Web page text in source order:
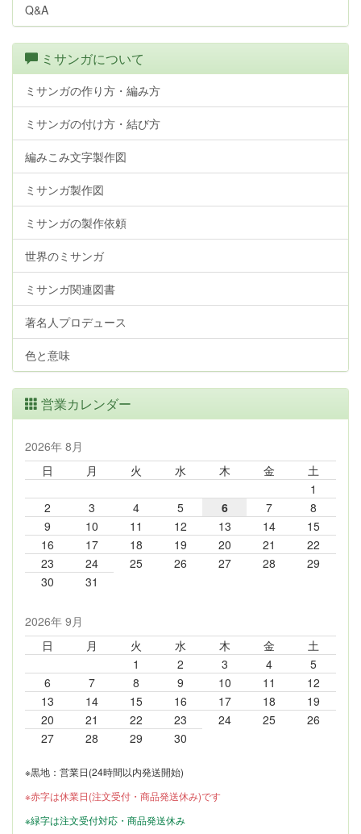
Q&A
ミサンガについて
ミサンガの作り方・編み方
ミサンガの付け方・結び方
編みこみ文字製作図
ミサンガ製作図
ミサンガの製作依頼
世界のミサンガ
ミサンガ関連図書
著名人プロデュース
色と意味
営業カレンダー
2026年 8月
日
月 火 水 木 金
土
1
2
3 4 5 6 7
8
9
10 11 12 13 14
15
16
17 18 19 20 21
22
23
24 25 26 27 28
29
30
31
2026年 9月
日
月 火 水 木 金
土
1
2 3 4
5
6
7 8 9 10 11
12
13
14 15 16 17 18
19
20
21 22 23 24 25
26
27
28 29 30
※黒地：営業日(24時間以内発送開始)
※赤字は休業日(注文受付・商品発送休み)です
※緑字は注文受付対応・商品発送休み